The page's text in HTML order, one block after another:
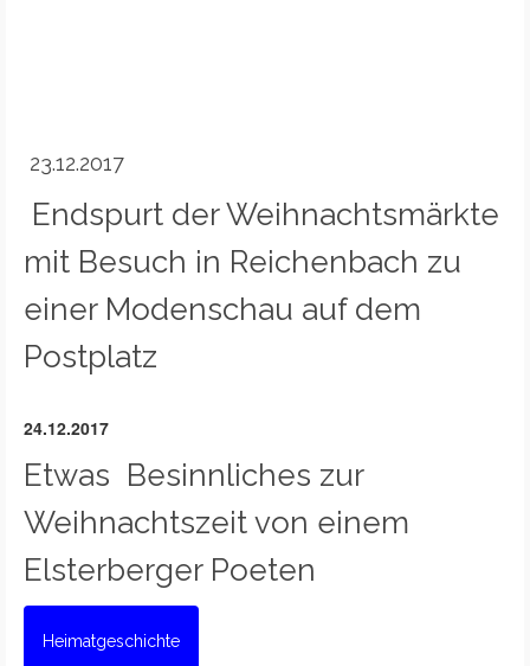
23.12.2017
Endspurt der Weihnachtsmärkte
mit Besuch in Reichenbach zu
einer Modenschau auf dem
Postplatz
24.12.2017
Etwas Besinnliches zur
Weihnachtszeit von einem
Elsterberger Poeten
Heimatgeschichte